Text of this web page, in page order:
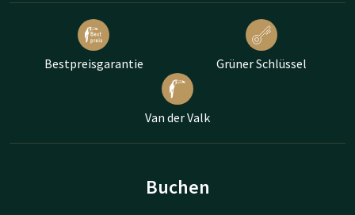
Bestpreisgarantie Grüner Schlüssel
Van der Valk
Buchen